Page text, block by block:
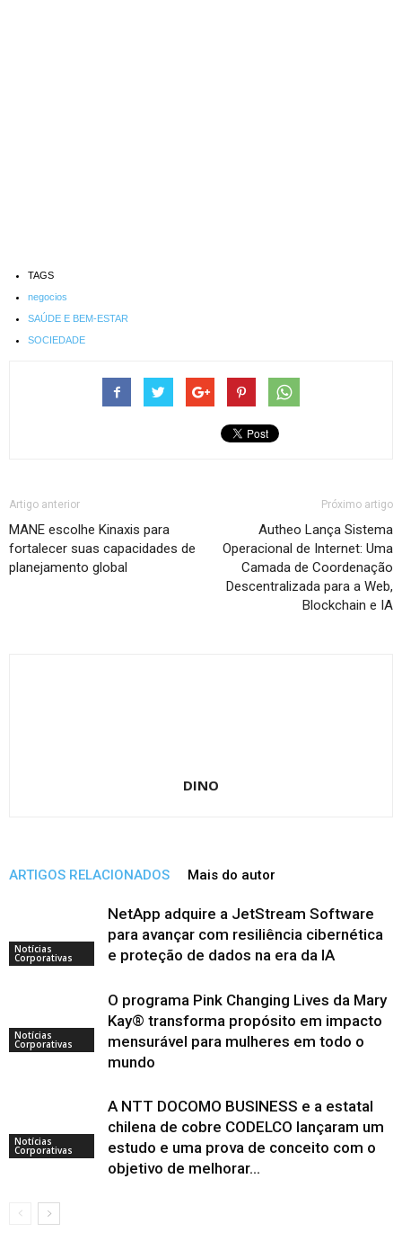
TAGS
negocios
SAÚDE E BEM-ESTAR
SOCIEDADE
Artigo anterior
MANE escolhe Kinaxis para
fortalecer suas capacidades de
planejamento global
Próximo artigo
Autheo Lança Sistema
Operacional de Internet: Uma
Camada de Coordenação
Descentralizada para a Web,
Blockchain e IA
DINO
ARTIGOS RELACIONADOS Mais do autor
Notícias
Corporativas
NetApp adquire a JetStream Software
para avançar com resiliência cibernética
e proteção de dados na era da IA
Notícias
Corporativas
O programa Pink Changing Lives da Mary
Kay® transforma propósito em impacto
mensurável para mulheres em todo o
mundo
Notícias
Corporativas
A NTT DOCOMO BUSINESS e a estatal
chilena de cobre CODELCO lançaram um
estudo e uma prova de conceito com o
objetivo de melhorar...